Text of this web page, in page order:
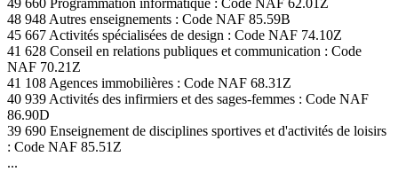
49 660 Programmation informatique : Code NAF 62.01Z
48 948 Autres enseignements : Code NAF 85.59B
45 667 Activités spécialisées de design : Code NAF 74.10Z
41 628 Conseil en relations publiques et communication : Code
NAF 70.21Z
41 108 Agences immobilières : Code NAF 68.31Z
40 939 Activités des infirmiers et des sages-femmes : Code NAF
86.90D
39 690 Enseignement de disciplines sportives et d'activités de loisirs
: Code NAF 85.51Z
...